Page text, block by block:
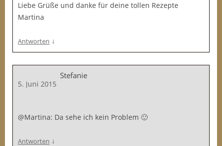
Liebe Grüße und danke für deine tollen Rezepte
Martina
Antworten ↓
Stefanie
5. Juni 2015
@Martina: Da sehe ich kein Problem 🙂
Antworten ↓